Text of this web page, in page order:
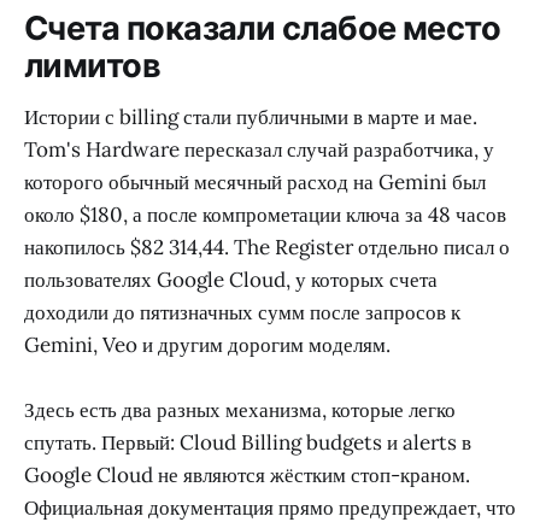
Счета показали слабое место
лимитов
Истории с billing стали публичными в марте и мае.
Tom's Hardware пересказал случай разработчика, у
которого обычный месячный расход на Gemini был
около $180, а после компрометации ключа за 48 часов
накопилось $82 314,44. The Register отдельно писал о
пользователях Google Cloud, у которых счета
доходили до пятизначных сумм после запросов к
Gemini, Veo и другим дорогим моделям.
Здесь есть два разных механизма, которые легко
спутать. Первый: Cloud Billing budgets и alerts в
Google Cloud не являются жёстким стоп-краном.
Официальная документация прямо предупреждает, что